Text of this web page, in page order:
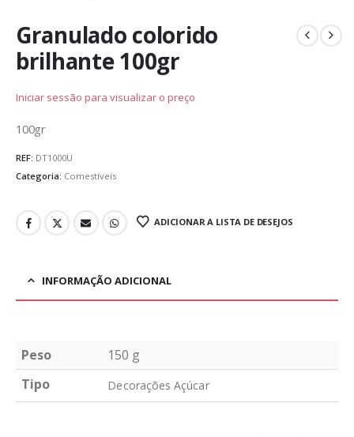
Granulado colorido
brilhante 100gr
Iniciar sessão para visualizar o preço
100gr
REF: DT1000U
Categoria: Comestíveis
ADICIONAR A LISTA DE DESEJOS
INFORMAÇÃO ADICIONAL
Peso
150 g
Tipo
Decorações Açúcar